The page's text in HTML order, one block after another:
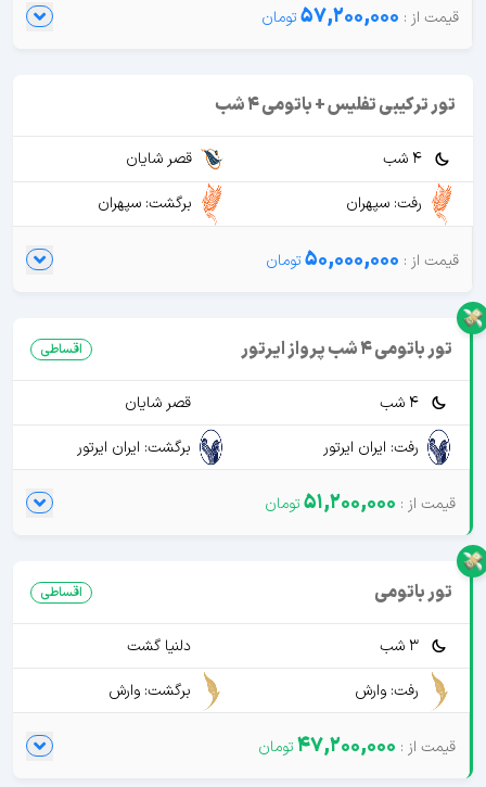
57,200,000
تور ترکیبی تفلیس + باتومی 4 شب
4 شب
قصر شایان
رفت: سپهران
برگشت: سپهران
50,000,000
تور باتومی 4 شب پرواز ایرتور اقساطی
4 شب
قصر شایان
رفت: ایران ایرتور
برگشت: ایران ایرتور
51,200,000
تور باتومی اقساطی
3 شب
دلنیا گشت
رفت: وارش
برگشت: وارش
47,200,000